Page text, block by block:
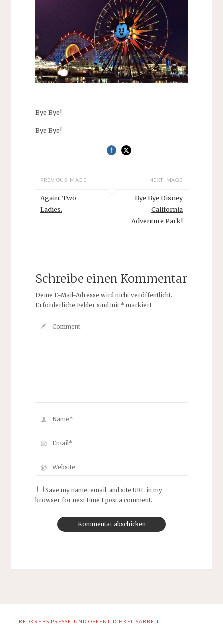
Bye Bye!
Bye Bye!
PREVIOUS IMAGE
Again: Two
Ladies.
NEXT IMAGE
Bye Bye Disney
California
Adventure Park!
Schreibe einen Kommentar
Deine E-Mail-Adresse wird nicht veröffentlicht.
Erforderliche Felder sind mit *markiert
Save my name, email, and site URL in my
browser for next time I post a comment.
REDKREBS PRESSE-UND ÖFFENTLICHKEITSARBEIT